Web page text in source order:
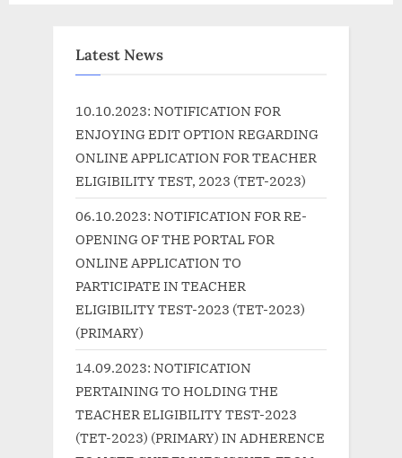
Latest News
10.10.2023: NOTIFICATION FOR
ENJOYING EDIT OPTION REGARDING
ONLINE APPLICATION FOR TEACHER
ELIGIBILITY TEST, 2023 (TET-2023)
06.10.2023: NOTIFICATION FOR RE-
OPENING OF THE PORTAL FOR
ONLINE APPLICATION TO
PARTICIPATE IN TEACHER
ELIGIBILITY TEST-2023 (TET-2023)
(PRIMARY)
14.09.2023: NOTIFICATION
PERTAINING TO HOLDING THE
TEACHER ELIGIBILITY TEST-2023
(TET-2023) (PRIMARY) IN ADHERENCE